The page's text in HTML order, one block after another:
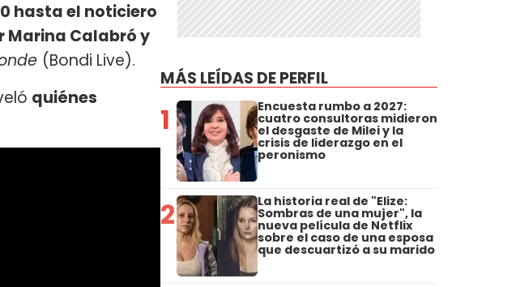
hasta el noticiero
Marina Calabró y
(Bondi Live).
quiénes
MÁS LEÍDAS DE PERFIL
1 Encuesta rumbo a 2027:
cuatro consultoras midieron
el desgaste de Milei y la
crisis de liderazgo en el
peronismo
2 La historia real de "Elize:
Sombras de una mujer", la
nueva película de Netflix
sobre el caso de una esposa
que descuartizó a su marido